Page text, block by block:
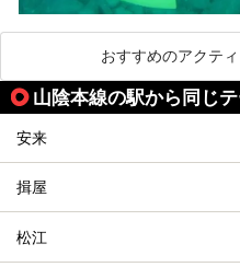
おすすめのアクテ
山陰本線の駅から同じ
安来
揖屋
松江